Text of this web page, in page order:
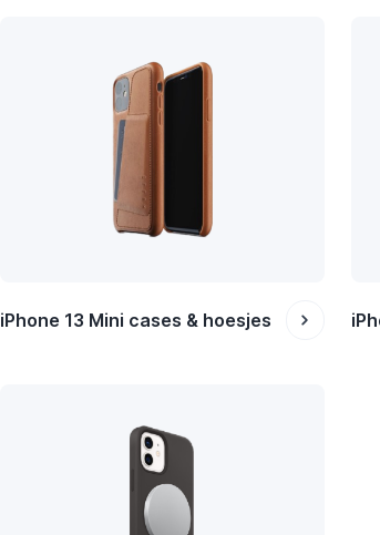
iPhone 13 Mini cases & hoesjes